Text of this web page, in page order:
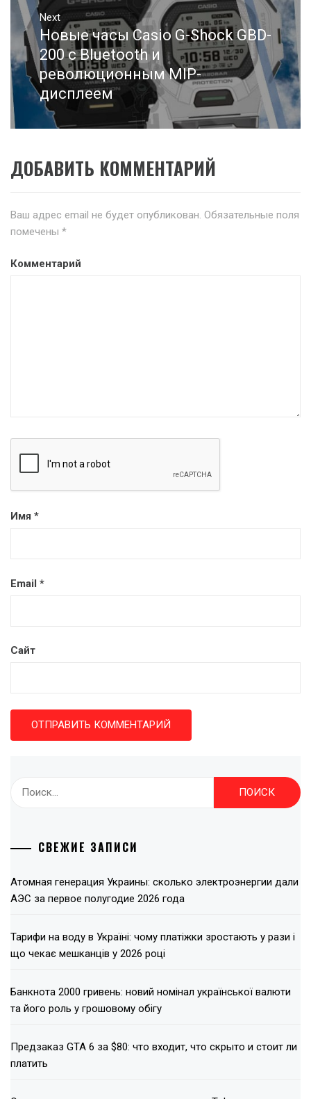
Next
Next
post:
Новые часы Casio G-Shock GBD-
200 с Bluetooth и
революционным MIP-
дисплеем
ДОБАВИТЬ КОММЕНТАРИЙ
Ваш адрес email не будет опубликован. Обязательные поля
помечены *
Комментарий
Имя *
Email *
Сайт
Найти:
СВЕЖИЕ ЗАПИСИ
Атомная генерация Украины: сколько электроэнергии дали
АЭС за первое полугодие 2026 года
Тарифи на воду в Україні: чому платіжки зростають у рази і
що чекає мешканців у 2026 році
Банкнота 2000 гривень: новий номінал української валюти
та його роль у грошовому обігу
Предзаказ GTA 6 за $80: что входит, что скрыто и стоит ли
платить